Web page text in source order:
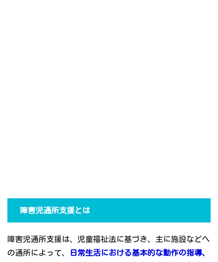
障害児通所支援とは
障害児通所支援は、児童福祉法に基づき、主に施設などへ
の通所によって、
日常生活における基本的な動作の指導、